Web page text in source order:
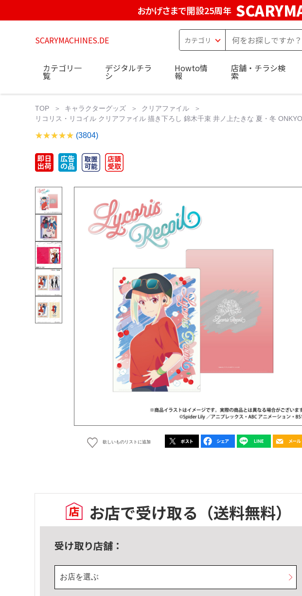
おかげさまで開設25周年
SCARYMACHINES.DE
カテゴリ一
覧
デジタルチラ
シ
Howto情
報
店舗・チラシ検
索
TOP キャラクターグッズ
クリアファイル
リコリス・リコイル クリアファイル 描き下ろし 錦木千束 井ノ上たきな 夏・冬
(3804)
欲しいものリストに追加
お店で受け取る （送料無料）
受け取り店舗：
お店を選ぶ